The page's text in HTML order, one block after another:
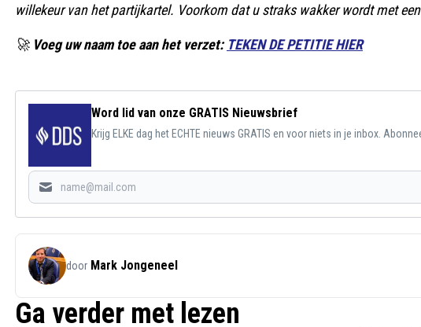
willekeur van het partijkartel. Voorkom dat u straks wakker wordt met
🚀 Voeg uw naam toe aan het verzet: TEKEN DE PETITIE HIER
Word lid van onze GRATIS Nieuwsbrief
Krijg ELKE dag het ECHTE nieuws GRATIS en voor niets in je inbox.
door Mark Jongeneel
Ga verder met lezen